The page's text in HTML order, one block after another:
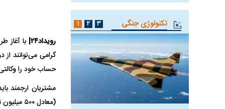
رویداد۲۴|
حساب خود را
(معادل ۵۰۰ میلیون تومان) موجودی داشته باشند.
تکنولوژی جنگی ۱ ۲ ۳